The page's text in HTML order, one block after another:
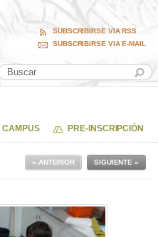
SUBSCRIBIRSE VIA RSS
SUBSCRIBIRSE VIA E-MAIL
CAMPUS PRE-INSCRIPCIÓN
SIGUIENTE »
« ANTERIOR